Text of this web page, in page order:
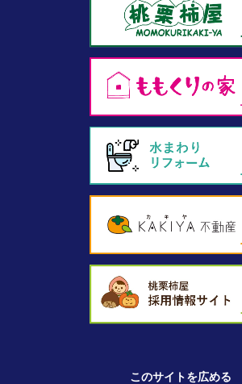
このサイトを広める